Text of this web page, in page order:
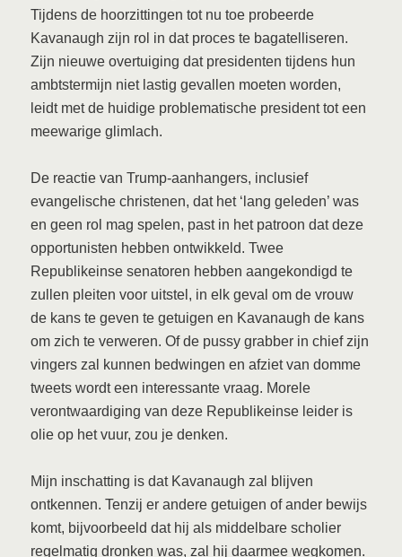
Tijdens de hoorzittingen tot nu toe probeerde
Kavanaugh zijn rol in dat proces te bagatelliseren.
Zijn nieuwe overtuiging dat presidenten tijdens hun
ambtstermijn niet lastig gevallen moeten worden,
leidt met de huidige problematische president tot een
meewarige glimlach.
De reactie van Trump-aanhangers, inclusief
evangelische christenen, dat het ‘lang geleden’ was
en geen rol mag spelen, past in het patroon dat deze
opportunisten hebben ontwikkeld. Twee
Republikeinse senatoren hebben aangekondigd te
zullen pleiten voor uitstel, in elk geval om de vrouw
de kans te geven te getuigen en Kavanaugh de kans
om zich te verweren. Of de pussy grabber in chief zijn
vingers zal kunnen bedwingen en afziet van domme
tweets wordt een interessante vraag. Morele
verontwaardiging van deze Republikeinse leider is
olie op het vuur, zou je denken.
Mijn inschatting is dat Kavanaugh zal blijven
ontkennen. Tenzij er andere getuigen of ander bewijs
komt, bijvoorbeeld dat hij als middelbare scholier
regelmatig dronken was, zal hij daarmee wegkomen.